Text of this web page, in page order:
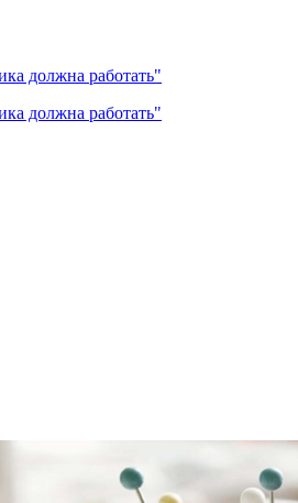
должна работать"
должна работать"